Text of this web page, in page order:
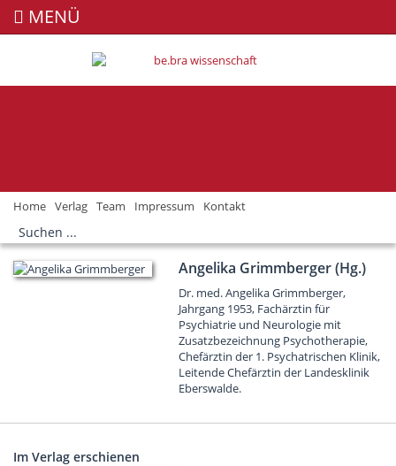
MENÜ
Home Verlag Team Impressum Kontakt
Angelika Grimmberger (Hg.)
Dr. med. Angelika Grimmberger,
Jahrgang 1953, Fachärztin für
Psychiatrie und Neurologie mit
Zusatzbezeichnung Psychotherapie,
Chefärztin der 1. Psychatrischen Klinik,
Leitende Chefärztin der Landesklinik
Eberswalde.
Im Verlag erschienen